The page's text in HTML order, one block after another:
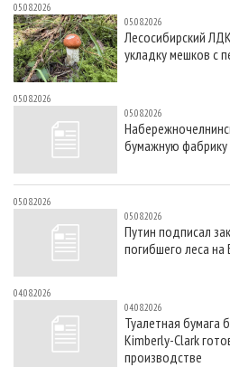
05.08.2026
05.08.2026
Лесосибирский
укладку мешков с
05.08.2026
05.08.2026
бумажную фабрику
05.08.2026
05.08.2026
Путин подписал
погибшего леса на
04.08.2026
04.08.2026
Туалетная бумага
Kimberly-Clark
производстве